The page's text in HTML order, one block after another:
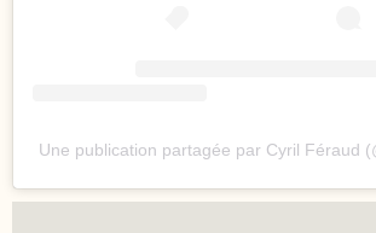
Une publication partagée par Cyril Féraud